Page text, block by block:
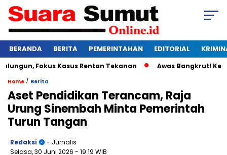
BERANDA BERITA PEMERINTAHAN EDITORIAL
Fokus Kasus Rentan Tekanan Awas Bangkrut! Kebun
Home / Berita
Aset Pendidikan Terancam, Raja
Urung Sinembah Minta Pemerintah
Turun Tangan
Redaksi
- Jurnalis
Selasa, 30 Juni 2026 - 19:19 WIB